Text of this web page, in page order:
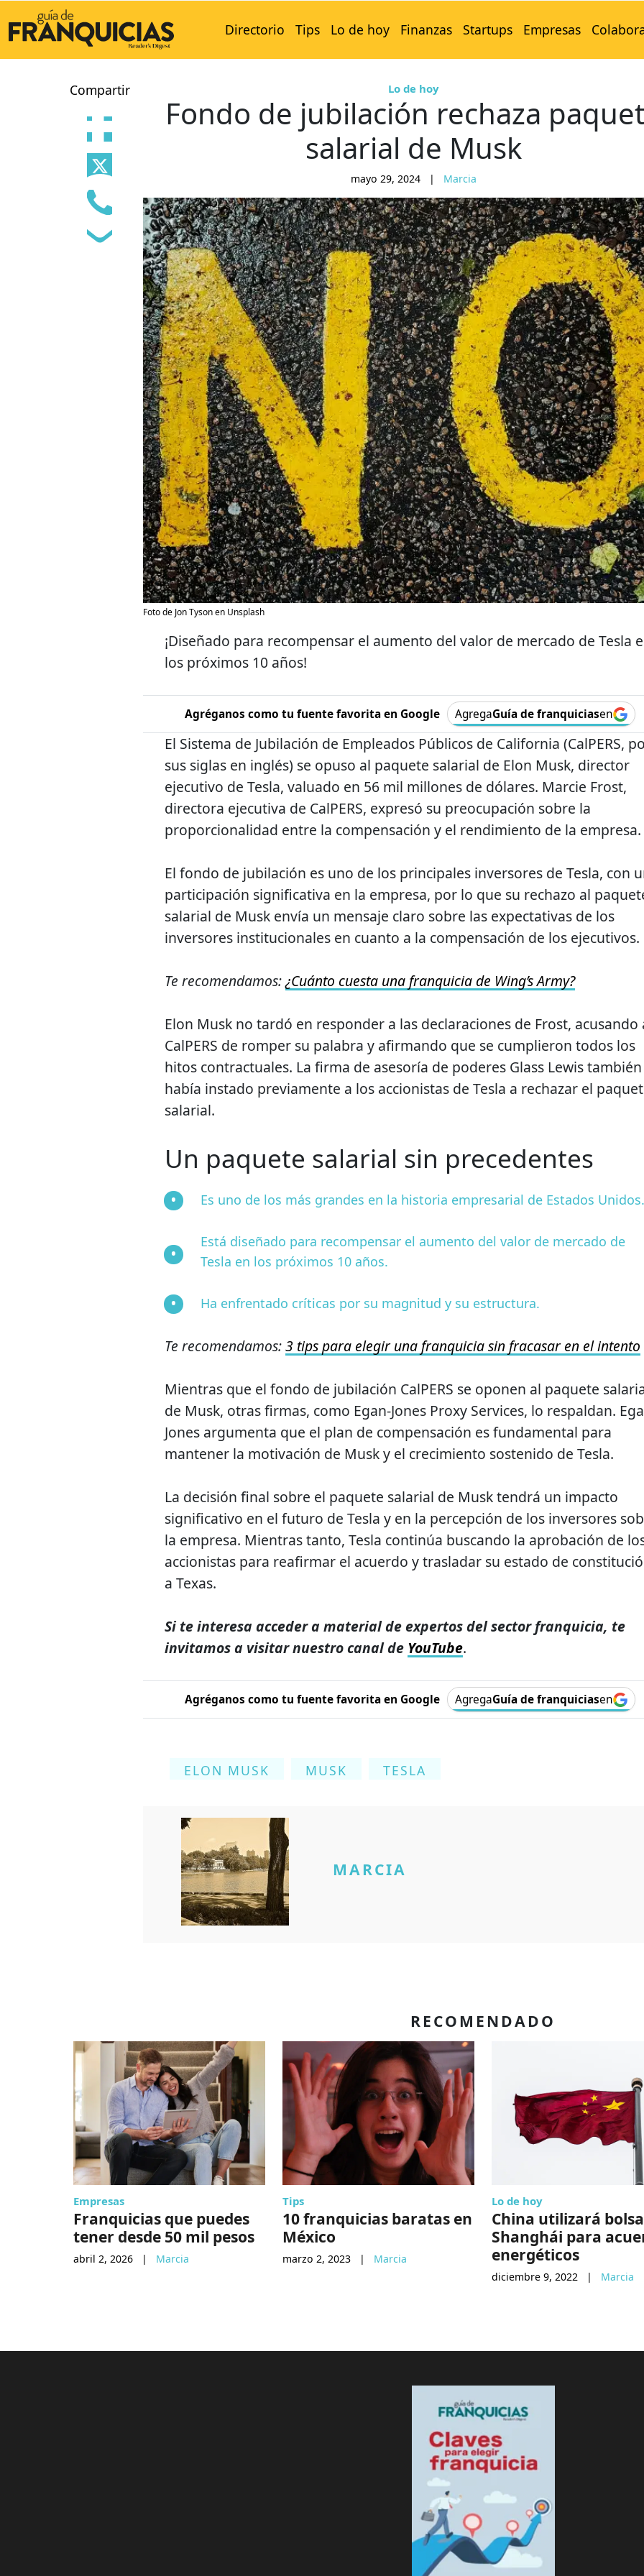
Directorio Tips Lo de hoy Finanzas Startups Empresas
Compartir Lo de hoy
Fondo de jubilación rechaza
salarial de Musk
mayo 29, 2024 | Marcia
Foto de Jon Tyson en Unsplash
¡Diseñado para recompensar el aumento del valor de mercado de Tesla
los próximos 10 años!
Agréganos como tu fuente favorita en Google AgregaGuía de franquiciasen
El Sistema de Jubilación de Empleados Públicos de California (CalPERS,
sus siglas en inglés) se opuso al paquete salarial de Elon Musk, director
ejecutivo de Tesla, valuado en 56 mil millones de dólares. Marcie Frost,
directora ejecutiva de CalPERS, expresó su preocupación sobre la
proporcionalidad entre la compensación y el rendimiento de la empresa.
El fondo de jubilación es uno de los principales inversores de Tesla, con
participación significativa en la empresa, por lo que su rechazo al
salarial de Musk envía un mensaje claro sobre las expectativas de los
inversores institucionales en cuanto a la compensación de los ejecutivos.
Te recomendamos:¿Cuánto cuesta una franquicia de Wing’s Army?
Elon Musk no tardó en responder a las declaraciones de Frost, acusando
CalPERS de romper su palabra y afirmando que se cumplieron todos los
hitos contractuales. La firma de asesoría de poderes Glass Lewis también
había instado previamente a los accionistas de Tesla a rechazar el
salarial.
Un paquete salarial sin precedentes
Es uno de los más grandes en la historia empresarial de Estados Unidos.
Está diseñado para recompensar el aumento del valor de mercado de
Tesla en los próximos 10 años.
Ha enfrentado críticas por su magnitud y su estructura.
Te recomendamos:3 tips para elegir una franquicia sin fracasar en el intento
Mientras que el fondo de jubilación CalPERS se oponen al paquete
de Musk, otras firmas, como Egan-Jones Proxy Services, lo respaldan.
Jones argumenta que el plan de compensación es fundamental para
mantener la motivación de Musk y el crecimiento sostenido de Tesla.
La decisión final sobre el paquete salarial de Musk tendrá un impacto
significativo en el futuro de Tesla y en la percepción de los inversores
la empresa. Mientras tanto, Tesla continúa buscando la aprobación de
accionistas para reafirmar el acuerdo y trasladar su estado de
a Texas.
Si te interesa acceder a material de expertos del sector franquicia, te
invitamos a visitar nuestro canal de YouTube.
Agréganos como tu fuente favorita en Google AgregaGuía de franquiciasen
ELON MUSK MUSK TESLA
MARCIA
RECOMENDADO
Empresas
Franquicias que puedes
tener desde 50 mil pesos
abril 2, 2026 | Marcia
Tips
10 franquicias baratas en
México
marzo 2, 2023 | Marcia
Lo de hoy
China utilizará
Shanghái para
energéticos
diciembre 9, 2022 | Marcia